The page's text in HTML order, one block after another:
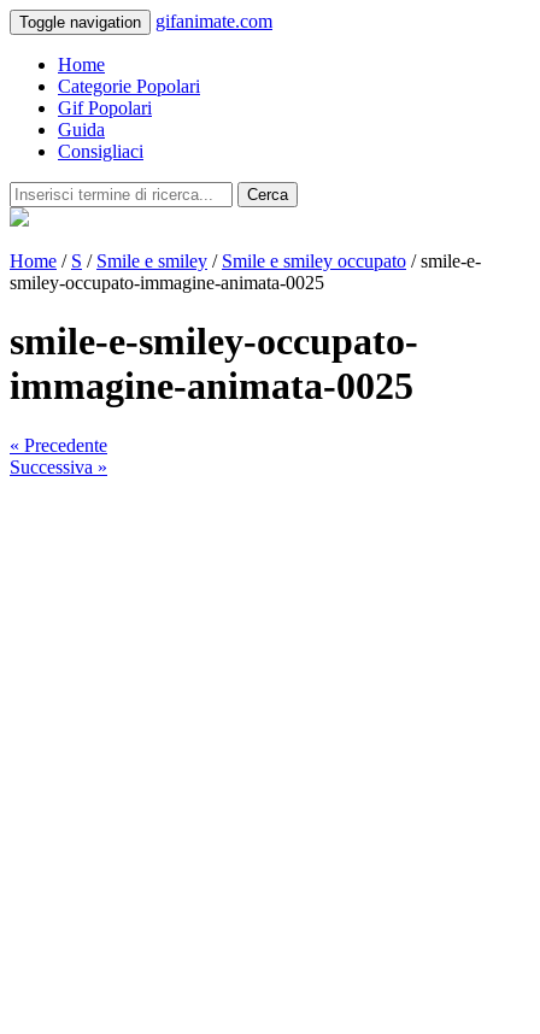
Toggle navigation gifanimate.com
Home
Categorie Popolari
Gif Popolari
Guida
Consigliaci
Cerca
Home / S / Smile e smiley / Smile e smiley occupato / smile-e-
smiley-occupato-immagine-animata-0025
smile-e-smiley-occupato-
immagine-animata-0025
« Precedente
Successiva »